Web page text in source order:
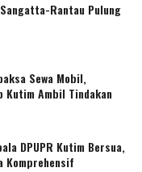
Rantau Pulung
Sewa Mobil,
Kutim Ambil Tindakan
DPUPR Kutim Bersua,
Komprehensif